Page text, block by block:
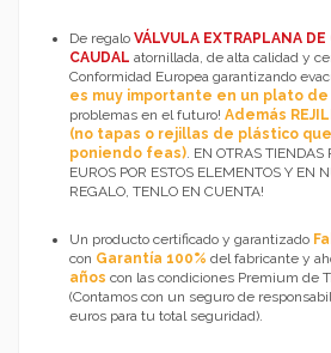
De regalo VÁLVULA EXTRAPLANA DE
CAUDAL atornillada, de alta calidad y
Conformidad Europea garantizando
es muy importante en un plato de
problemas en el futuro! Además
(no tapas o rejillas de plástico
poniendo feas) . EN OTRAS
EUROS POR ESTOS ELEMENTOS Y EN
REGALO, TENLO EN CUENTA!
Un producto certificado y garantizado
con Garantía 100% del fabricante y
años con las condiciones Premium de
(Contamos con un seguro de
euros para tu total seguridad).